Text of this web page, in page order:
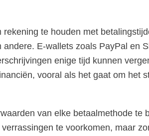
te houden met
E-wallets zoals PayPal en
enige tijd kunnen
vooral als het gaat om het
van elke betaalmethode te
te voorkomen, maar